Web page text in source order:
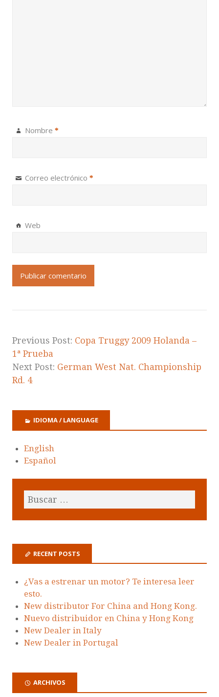
Nombre *
Correo electrónico *
Web
Previous Post: Copa Truggy 2009 Holanda –
1ª Prueba
Next Post: German West Nat. Championship
Rd. 4
IDIOMA / LANGUAGE
English
Español
RECENT POSTS
¿Vas a estrenar un motor? Te interesa leer
esto.
New distributor For China and Hong Kong.
Nuevo distribuidor en China y Hong Kong
New Dealer in Italy
New Dealer in Portugal
ARCHIVOS